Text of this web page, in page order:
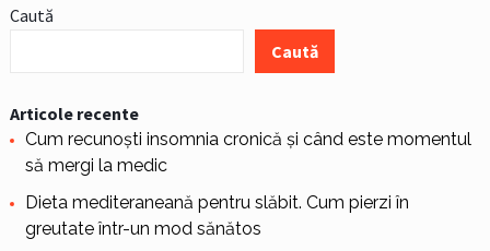
Caută
Caută
Articole recente
Cum recunoști insomnia cronică și când este momentul
să mergi la medic
Dieta mediteraneană pentru slăbit. Cum pierzi în
greutate într-un mod sănătos